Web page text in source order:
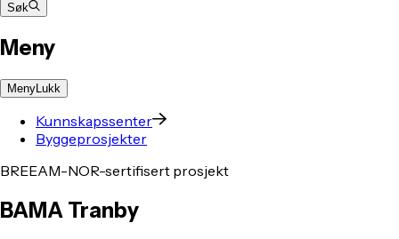
Søk
Meny
MenyLukk
Kunnskapssenter
Byggeprosjekter
BREEAM-NOR-sertifisert prosjekt
BAMA Tranby